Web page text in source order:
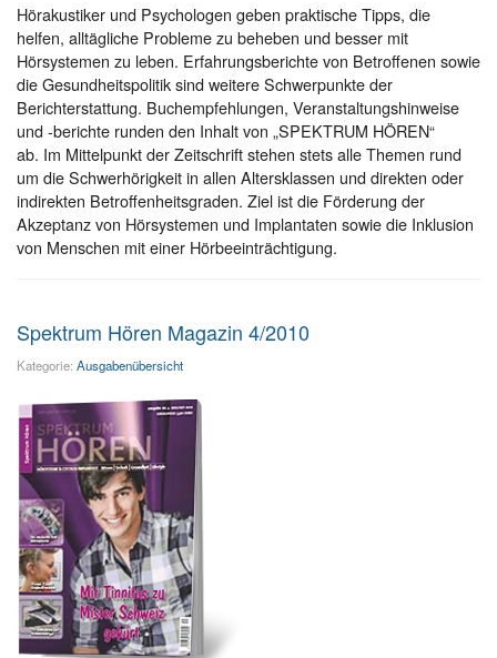
Hörakustiker und Psychologen geben praktische Tipps, die
helfen, alltägliche Probleme zu beheben und besser mit
Hörsystemen zu leben. Erfahrungsberichte von Betroffenen sowie
die Gesundheitspolitik sind weitere Schwerpunkte der
Berichterstattung. Buchempfehlungen, Veranstaltungshinweise
und -berichte runden den Inhalt von „SPEKTRUM HÖREN“
ab. Im Mittelpunkt der Zeitschrift stehen stets alle Themen rund
um die Schwerhörigkeit in allen Altersklassen und direkten oder
indirekten Betroffenheitsgraden. Ziel ist die Förderung der
Akzeptanz von Hörsystemen und Implantaten sowie die Inklusion
von Menschen mit einer Hörbeeinträchtigung.
Spektrum Hören Magazin 4/2010
Kategorie: Ausgabenübersicht